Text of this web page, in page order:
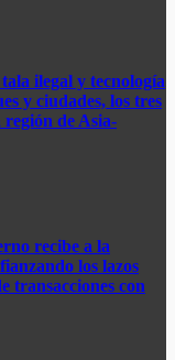
ilegal y tecnología
y ciudades, los tres
región de Asia-
recibe a la
los lazos
transacciones con